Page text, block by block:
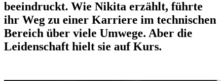
beeindruckt. Wie Nikita erzählt, führte
ihr Weg zu einer Karriere im technischen
Bereich über viele Umwege. Aber die
Leidenschaft hielt sie auf Kurs.